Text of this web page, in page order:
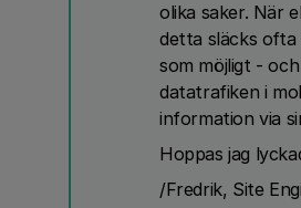
olika saker. När
detta släcks ofta
som möjligt -
datatrafiken i
information via
Hoppas jag
/Fredrik, Site